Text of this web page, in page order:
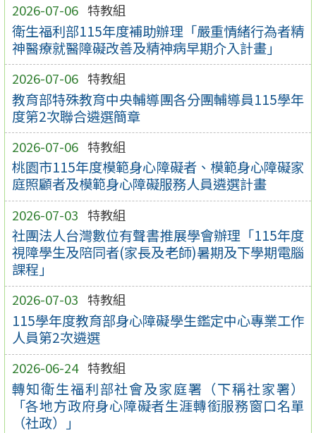
2026-07-06 特教組
衛生福利部115年度補助辦理「嚴重情緒行為者精
神醫療就醫障礙改善及精神病早期介入計畫」
2026-07-06 特教組
教育部特殊教育中央輔導團各分團輔導員115學年
度第2次聯合遴選簡章
2026-07-06 特教組
桃園市115年度模範身心障礙者、模範身心障礙家
庭照顧者及模範身心障礙服務人員遴選計畫
2026-07-03 特教組
社團法人台灣數位有聲書推展學會辦理「115年度
視障學生及陪同者(家長及老師)暑期及下學期電腦
課程」
2026-07-03 特教組
115學年度教育部身心障礙學生鑑定中心專業工作
人員第2次遴選
2026-06-24 特教組
轉知衛生福利部社會及家庭署（下稱社家署）
「各地方政府身心障礙者生涯轉銜服務窗口名單
（社政）」